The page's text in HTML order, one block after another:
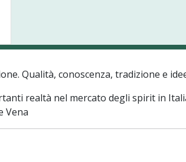
Qualità, conoscenza, tradizione e
realtà nel mercato degli spirit in
Vena